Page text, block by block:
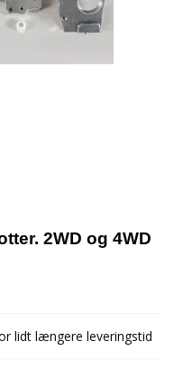
2WD og 4WD
lidt længere leveringstid